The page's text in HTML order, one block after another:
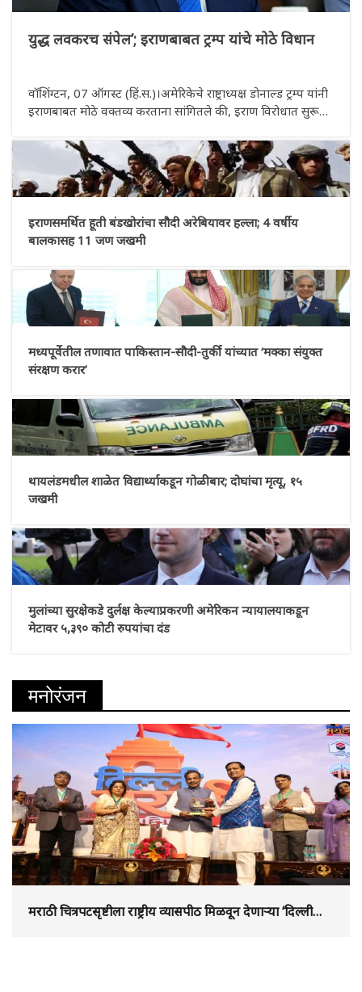
युद्ध लवकरच संपेल’; इराणबाबत ट्रम्प यांचे मोठे विधान
वॉशिंग्टन, 07 ऑगस्ट (हिं.स.)।अमेरिकेचे राष्ट्राध्यक्ष डोनाल्ड ट्रम्प यांनी
इराणबाबत मोठे वक्तव्य करताना सांगितले की, इराण विरोधात सुरू
अण्वस्त्रे विकसित करू नयेत, हे सुनिश्चित करणे हा या मोहि
इराणसमर्थित हूती बंडखोरांचा सौदी अरेबियावर हल्ला; 4 वर्षीय
बालकासह 11 जण जखमी
मध्यपूर्वेतील तणावात पाकिस्तान-सौदी-तुर्की यांच्यात ‘मक्का संयुक्त
संरक्षण करार’
थायलंडमधील शाळेत विद्यार्थ्याकडून गोळीबार; दोघांचा मृत्यू, १५
जखमी
मुलांच्या सुरक्षेकडे दुर्लक्ष केल्याप्रकरणी अमेरिकन न्यायालयाकडून
मेटावर ५,३९० कोटी रुपयांचा दंड
मनोरंजन
मराठी चित्रपटसृष्टीला राष्ट्रीय व्यासपीठ मिळवून देणाऱ्या ‘दिल्ली